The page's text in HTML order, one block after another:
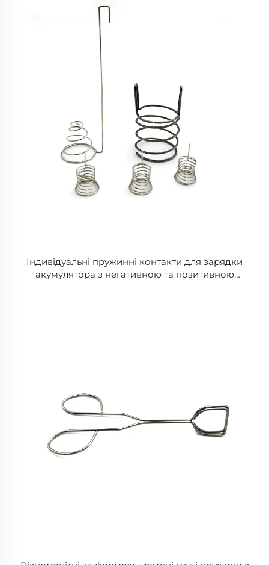
Індивідуальні пружинні контакти для зарядки
акумулятора з негативною та позитивною